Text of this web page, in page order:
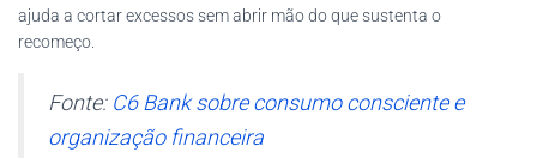
ajuda a cortar excessos sem abrir mão do que sustenta o
recomeço.
Fonte: C6 Bank sobre consumo consciente e
organização financeira